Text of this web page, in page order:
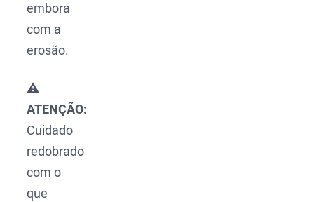
embora
com a
erosão.
⚠️
ATENÇÃO:
Cuidado
redobrado
com o
que